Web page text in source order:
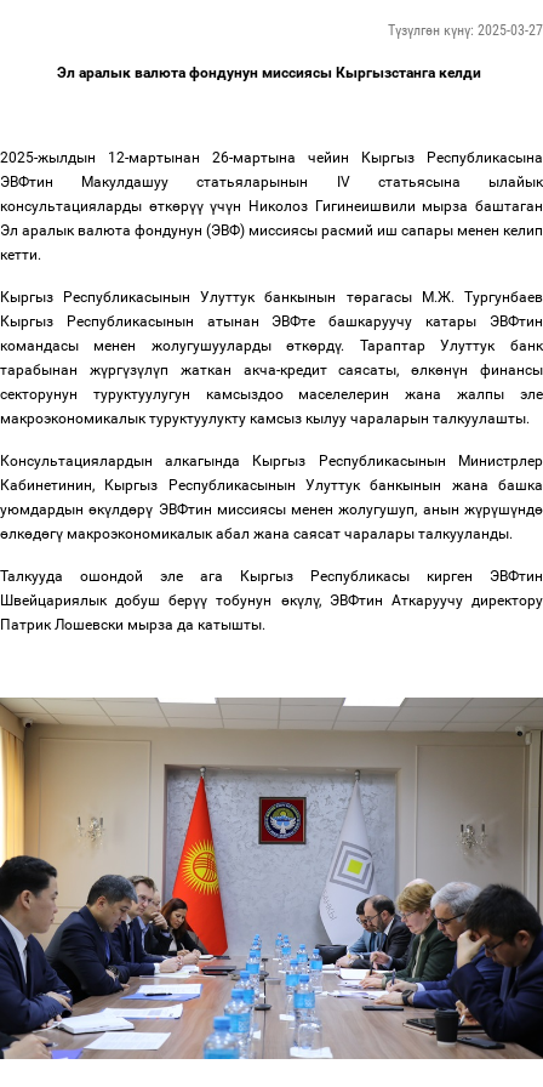
Түзүлгөн күнү: 2025-03-27
Эл аралык валюта фондунун миссиясы Кыргызстанга келди
2025-жылдын 12-мартынан 26-мартына чейин Кыргыз Республикасына
ЭВФтин Макулдашуу статьяларынын IV статьясына ылайык
консультацияларды өткөрүү үчүн Николоз Гигинеишвили мырза баштаган
Эл аралык валюта фондунун (ЭВФ) миссиясы расмий иш сапары менен келип
кетти.
Кыргыз Республикасынын Улуттук банкынын төрагасы М.Ж. Тургунбаев
Кыргыз Республикасынын атынан ЭВФте башкаруучу катары ЭВФтин
командасы менен жолугушуулардыөткөрдү. Тараптар Улуттук банк
тарабынан жүргүзүлүп жаткан акча-кредит саясаты,өлкөнүн финансы
секторунун туруктуулугун камсыздоо маселелерин жана жалпы эле
макроэкономикалык туруктуулукту камсыз кылуу чараларын талкуулашты.
Консультациялардын алкагында Кыргыз Республикасынын Министрлер
Кабинетинин, Кыргыз Республикасынын Улуттук банкынын жана башка
уюмдардынөкүлдөрү ЭВФтин миссиясы менен жолугушуп, анын жүрүшүндө
өлкөдөгү макроэкономикалык абал жана саясат чаралары талкууланды.
Талкууда ошондой эле ага Кыргыз Республикасы кирген ЭВФтин
Швейцариялык добуш берүү тобунун өкүлү, ЭВФтин Аткаруучу директору
Патрик Лошевски мырза да катышты.